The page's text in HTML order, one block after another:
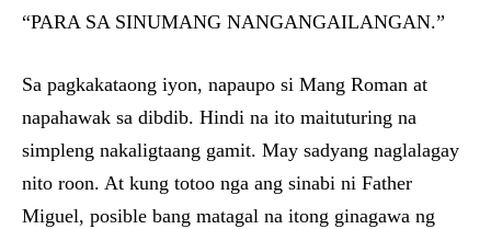
“PARA SA SINUMANG NANGANGAILANGAN.”
Sa pagkakataong iyon, napaupo si Mang Roman at
napahawak sa dibdib. Hindi na ito maituturing na
simpleng nakaligtaang gamit. May sadyang naglalagay
nito roon. At kung totoo nga ang sinabi ni Father
Miguel, posible bang matagal na itong ginagawa ng